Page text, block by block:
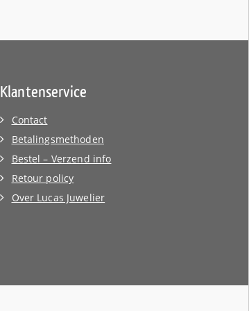
Klantenservice
Contact
Betalingsmethoden
Bestel – Verzend info
Retour policy
Over Lucas Juwelier